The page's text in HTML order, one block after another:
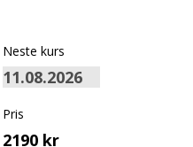
Neste kurs
Pris
2190 kr